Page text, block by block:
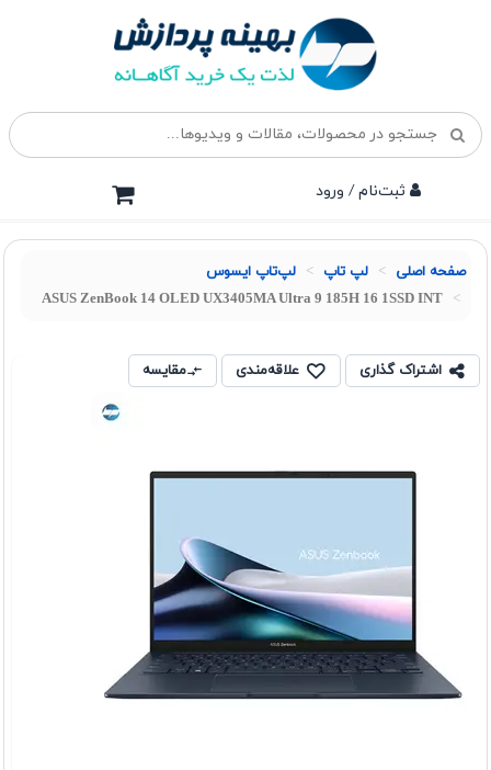
ثبت‌نام / ورود
صفحه اصلی لپ تاپ لپ‌تاپ ایسوس
ASUS ZenBook 14 OLED UX3405MA Ultra 9 185H 16 1SSD INT
اشتراک گذاری علاقه‌مندی مقایسه